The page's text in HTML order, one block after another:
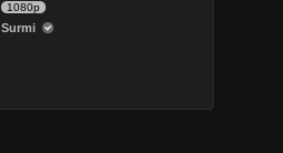
1080p
Surmi